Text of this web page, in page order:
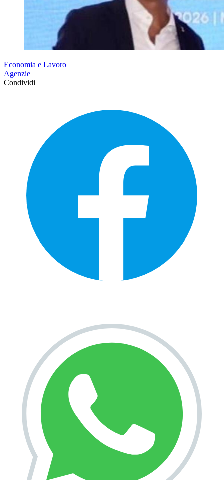
Economia e Lavoro
Agenzie
Condividi